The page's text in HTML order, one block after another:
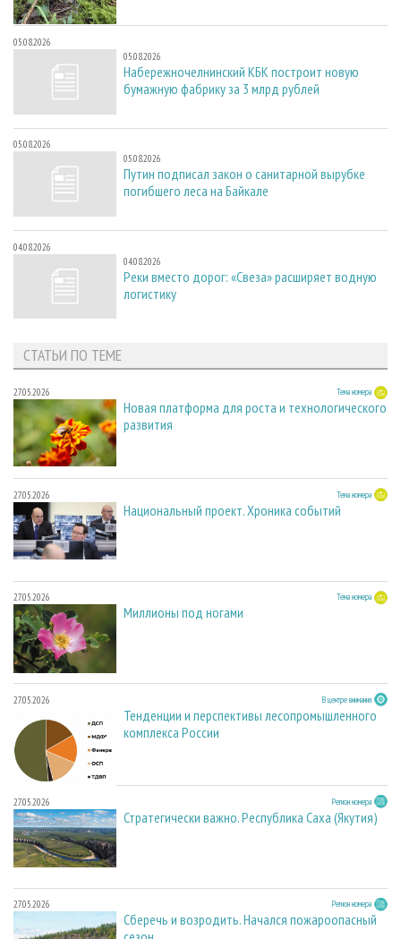
05.08.2026
05.08.2026
Набережночелнинский КБК построит новую
бумажную фабрику за 3 млрд рублей
05.08.2026
05.08.2026
Путин подписал закон о санитарной вырубке
погибшего леса на Байкале
04.08.2026
04.08.2026
Реки вместо дорог: «Свеза» расширяет водную
логистику
СТАТЬИ ПО ТЕМЕ
27.05.2026 Тема номера
Новая платформа для роста и технологического
развития
27.05.2026 Тема номера
Национальный проект. Хроника событий
27.05.2026 Тема номера
Миллионы под ногами
27.05.2026 В центре внимания
Тенденции и перспективы лесопромышленного
комплекса России
27.05.2026 Регион номера
Стратегически важно. Республика Саха (Якутия)
27.05.2026 Регион номера
Сберечь и возродить. Начался пожароопасный